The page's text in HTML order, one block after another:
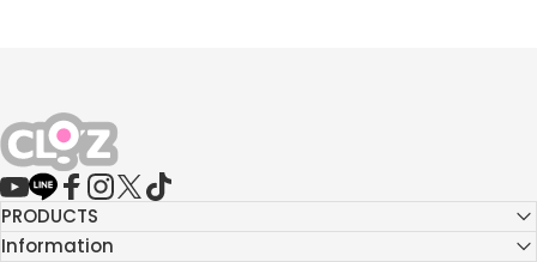
CLO'Z｜クロッツ公式
YouTube
LINEFacebook
Instagram
PRODUCTS
Information